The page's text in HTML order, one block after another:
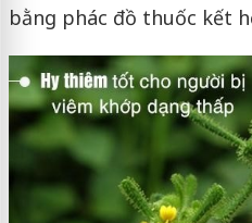
bằng phác đồ thuốc kết